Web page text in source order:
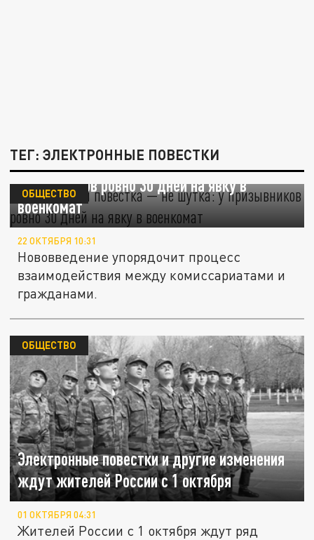
ТЕГ: ЭЛЕКТРОННЫЕ ПОВЕСТКИ
Электронная повестка — не шутка: у
призывников ровно 30 дней на явку в
военкомат
ОБЩЕСТВО
22 ОКТЯБРЯ 10:31
Нововведение упорядочит процесс
взаимодействия между комиссариатами и
гражданами.
Электронные повестки и другие изменения
ждут жителей России с 1 октября
ОБЩЕСТВО
01 ОКТЯБРЯ 04:31
Жителей России с 1 октября ждут ряд